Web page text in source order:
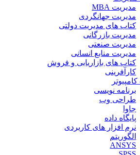
مدیریت MBA
مدیریت جهانگردی
کتاب های مدیریت دولتی
مدیریت بازرگانی
مدیریت صنعتی
مدیریت منابع انسانی
کتاب های بازاریابی و فروش
کارآفرینی
برنامه نویسی
طراحی وب
جاوا
پایگاه داده
نرم افزار های کاربردی
الگوریتم
ANSYS